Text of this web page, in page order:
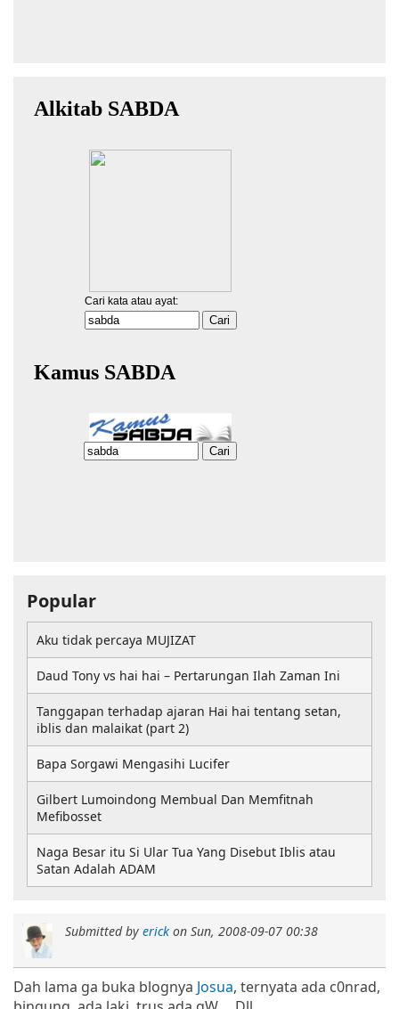
Submitted byerick onSun, 2008-09-07 00:38
Dah lama ga buka blognya Josua, ternyata ada c0nrad,
Popular
Aku tidak percaya MUJIZAT
Daud Tony vs hai hai – Pertarungan Ilah Zaman Ini
Tanggapan terhadap ajaran Hai hai tentang setan,
iblis dan malaikat (part 2)
Bapa Sorgawi Mengasihi Lucifer
Gilbert Lumoindong Membual Dan Memfitnah
Mefibosset
Naga Besar itu Si Ular Tua Yang Disebut Iblis atau
Satan Adalah ADAM